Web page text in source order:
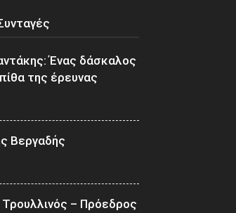
Ένας δάσκαλος
της έρευνας
Βεργαδής
– Πρόεδρος